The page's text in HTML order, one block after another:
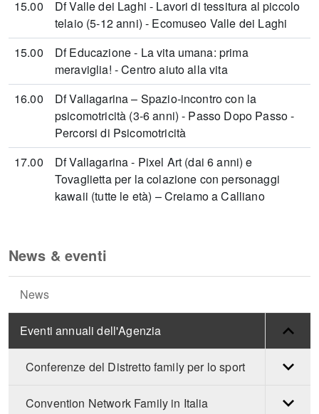
15.00
Df Valle dei Laghi - Lavori di tessitura al piccolo
telaio (5-12 anni) - Ecomuseo Valle dei Laghi
15.00
Df Educazione - La vita umana: prima
meraviglia! - Centro aiuto alla vita
16.00
Df Vallagarina – Spazio-incontro con la
psicomotricità (3-6 anni) - Passo Dopo Passo -
Percorsi di Psicomotricità
17.00
Df Vallagarina - Pixel Art (dai 6 anni) e
Tovaglietta per la colazione con personaggi
kawaii (tutte le età) – Creiamo a Calliano
News & eventi
News
Eventi annuali dell'Agenzia
Conferenze del Distretto family per lo sport
Convention Network Family in Italia